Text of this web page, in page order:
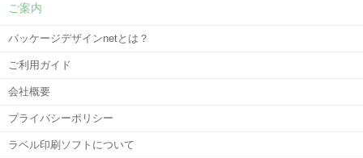
ご案内
パッケージデザインnetとは？
ご利用ガイド
会社概要
プライバシーポリシー
ラベル印刷ソフトについて